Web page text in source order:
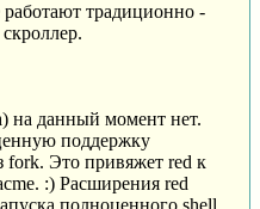
традиционно -
на данный момент нет.
поддержку
fork. Это привяжет red к
:) Расширения red
полноценного shell